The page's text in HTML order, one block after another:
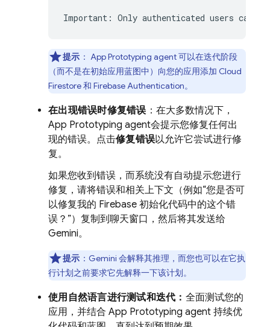
提示 ： App Prototyping agent可以在迭代阶段
（而不是在初始应用蓝图中）向您的应用添加 Cloud
Firestore和 Firebase Authentication。
在出现错误时修复错误：在大多数情况下，
App Prototyping agent会提示您修复任何出
现的错误。点击修复错误以允许它尝试进行修
复。
如果您收到错误，而系统没有自动提示您进行
修复，请将错误和相关上下文（例如“您是否可
以修复我的 Firebase 初始化代码中的这个错
误？”）复制到聊天窗口，然后将其发送给
Gemini。
提示 ： Gemini 会解释其推理，而您也可以在它执
行计划之前要求它先解释一下该计划。
使用自然语言进行测试和迭代： 全面测试您的
应用，并结合 App Prototyping agent 持续优